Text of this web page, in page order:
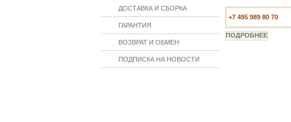
ДОСТАВКА И СБОРКА
ГАРАНТИЯ
ВОЗВРАТ И ОБМЕН
ПОДПИСКА НА НОВОСТИ
+7 495 989 80 70